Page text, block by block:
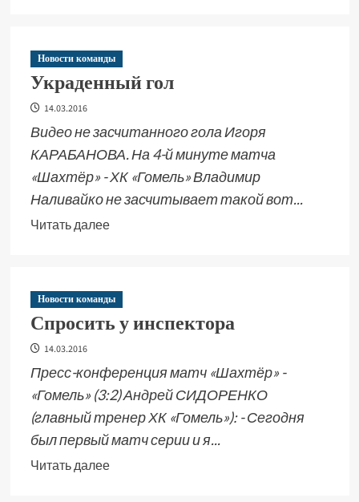
Новости команды
Украденный гол
14.03.2016
Видео не засчитанного гола Игоря
КАРАБАНОВА. На 4-й минуте матча
«Шахтёр» - ХК «Гомель» Владимир
Наливайко не засчитывает такой вот...
Читать далее
Новости команды
Спросить у инспектора
14.03.2016
Пресс-конференция матч «Шахтёр» -
«Гомель» (3:2) Андрей СИДОРЕНКО
(главный тренер ХК «Гомель»): - Сегодня
был первый матч серии и я...
Читать далее